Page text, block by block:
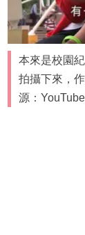
本來是校園
拍攝下來，
源：